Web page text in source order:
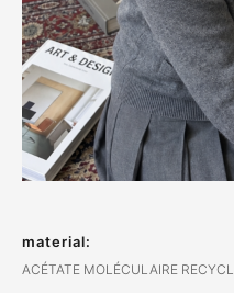
material:
ACÉTATE MOLÉCULAIRE